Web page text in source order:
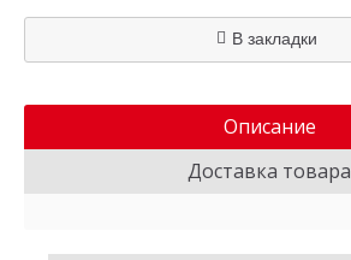
В закладки
Описание
Доставка товара